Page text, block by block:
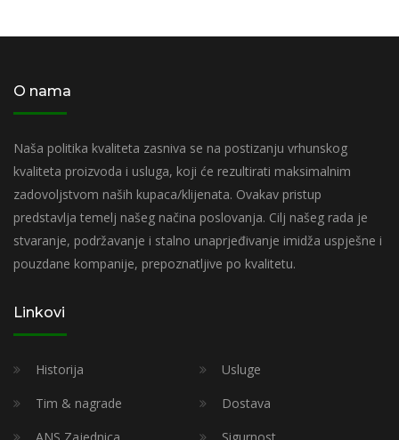
O nama
Naša politika kvaliteta zasniva se na postizanju vrhunskog
kvaliteta proizvoda i usluga, koji će rezultirati maksimalnim
zadovoljstvom naših kupaca/klijenata. Ovakav pristup
predstavlja temelj našeg načina poslovanja. Cilj našeg rada je
stvaranje, podržavanje i stalno unaprjeđivanje imidža uspješne i
pouzdane kompanije, prepoznatljive po kvalitetu.
Linkovi
Historija
Usluge
Tim & nagrade
Dostava